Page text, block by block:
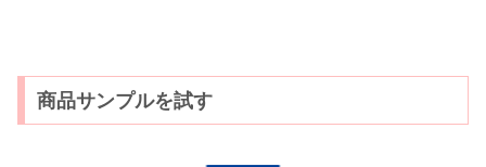
商品サンプルを試す